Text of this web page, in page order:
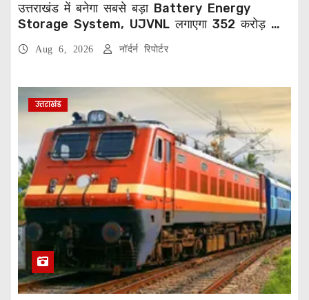
उत्तराखंड में बनेगा सबसे बड़ा Battery Energy
Storage System, UJVNL लगाएगा 352 करोड़ का
Aug 6, 2026 नॉर्दर्न रिपोर्टर
उत्तराखंड